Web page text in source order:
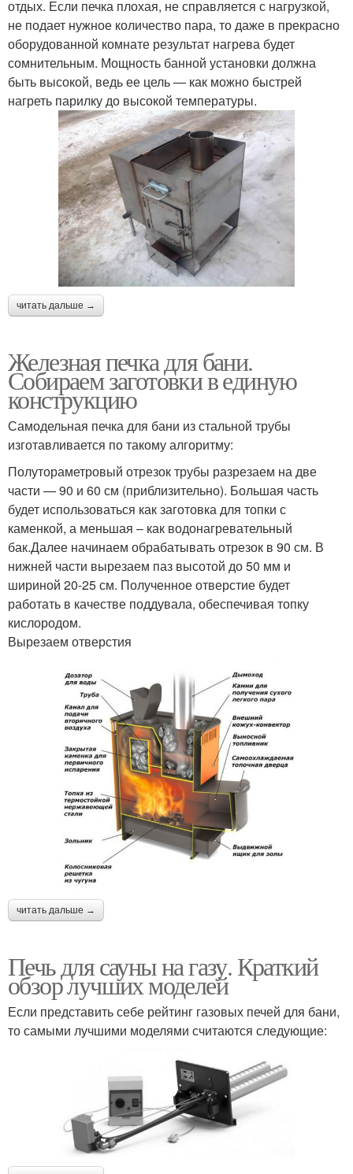
отдых. Если печка плохая, не справляется с нагрузкой,
не подает нужное количество пара, то даже в прекрасно
оборудованной комнате результат нагрева будет
сомнительным. Мощность банной установки должна
быть высокой, ведь ее цель — как можно быстрей
нагреть парилку до высокой температуры.
читать дальше →
Железная печка для бани.
Собираем заготовки в единую
конструкцию
Самодельная печка для бани из стальной трубы
изготавливается по такому алгоритму:
Полутораметровый отрезок трубы разрезаем на две
части — 90 и 60 см (приблизительно). Большая часть
будет использоваться как заготовка для топки с
каменкой, а меньшая – как водонагревательный
бак.Далее начинаем обрабатывать отрезок в 90 см. В
нижней части вырезаем паз высотой до 50 мм и
шириной 20-25 см. Полученное отверстие будет
работать в качестве поддувала, обеспечивая топку
кислородом.
Вырезаем отверстия
читать дальше →
Печь для сауны на газу. Краткий
обзор лучших моделей
Если представить себе рейтинг газовых печей для бани,
то самыми лучшими моделями считаются следующие: